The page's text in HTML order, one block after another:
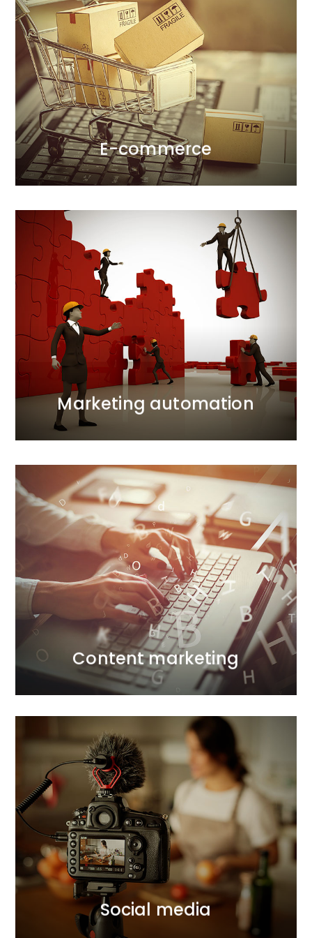
E-commerce
E-commerce
Tworzymy sklepy internetowe wygodne i użyteczne
dla klientów. Nie realizujemy wyszukanych i
górnolotnych wizji. W e-commerce pytamy się jaki
cel stawia przed nami klient. Od ponad 20 lat
zawsze słyszymy podobną odpowiedź – „wzrost
sprzedaży”.
WIĘCEJ
Marketing automation
Marketing automation
Automatyzujemy procesy marketingowe w
internecie. Wkładając maksimum wysiłku w proces
przygotowawczy oszczędzamy czas przeznaczony
na analizę danych. Zastępujemy pracochłonne
czynności automatycznymi scenariuszami działań.
WIĘCEJ
Content marketing
Content marketing
Budujemy przewagę strategiczną firm w oparciu o
marketing treści. W naszej agencji content
marketingowej skutecznie łączymy angażujące treści
z zaawansowaną technologią i analityką
dostarczając ponadprzeciętne efekty.
WIĘCEJ
Social media
Social media
Dzięki naszemu doświadczeniu w komunikacji social
mediowej i kompleksowych działaniach w zakresie
Influencer Marketingu wspieramy marki w
budowaniu i umacnianiu więzi z konsumentami.
WIĘCEJ